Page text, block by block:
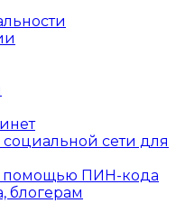
социальной сети для
помощью ПИН-кода
блогерам